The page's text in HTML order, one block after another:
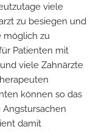
viele
zu besiegen und
möglich zu
Patienten mit
viele Zahnärzte
können so das
damit